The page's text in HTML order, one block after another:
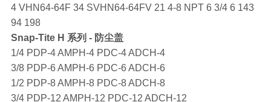
4 VHN64-64F 34 SVHN64-64FV 21 4-8 NPT 6 3/4 6 143
94 198
Snap-Tite H 系列 - 防尘盖
1/4 PDP-4 AMPH-4 PDC-4 ADCH-4
3/8 PDP-6 AMPH-6 PDC-6 ADCH-6
1/2 PDP-8 AMPH-8 PDC-8 ADCH-8
3/4 PDP-12 AMPH-12 PDC-12 ADCH-12